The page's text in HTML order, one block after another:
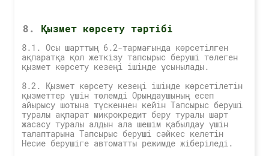
Қызмет көрсету тәртібі
8.1. Осы шарттың 6.2-тармағында көрсетілген
ақпаратқа қол жеткізу тапсырыс беруші төлеген
қызмет көрсету кезеңі ішінде ұсынылады.
8.2. Қызмет көрсету кезеңі ішінде көрсетілетін
қызметтер үшін төлемді Орындаушының есеп
айырысу шотына түскеннен кейін Тапсырыс беруші
туралы ақпарат микрокредит беру туралы шарт
жасасу туралы алдын ала шешім қабылдау үшін
талаптарына Тапсырыс беруші сәйкес келетін
Несие берушіге автоматты режимде жіберіледі.